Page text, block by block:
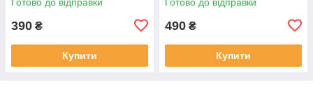
390 ₴
Купити
490 ₴
Купити